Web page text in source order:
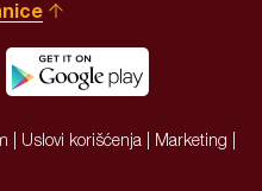
| Uslovi korišćenja Marketing